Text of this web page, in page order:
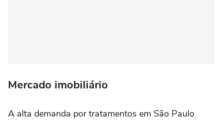
Mercado imobiliário
A alta demanda por tratamentos em São Paulo